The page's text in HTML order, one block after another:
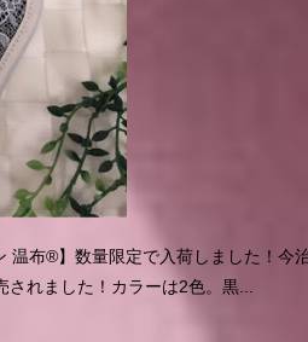
温布®︎】数量限定で入荷しました！今
れました！カラーは2色。黒...